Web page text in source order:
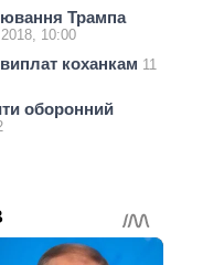
Трампа
10:00
коханкам 11
оборонний